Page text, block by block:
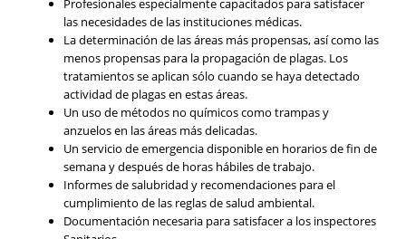
Profesionales especialmente capacitados para satisfacer
las necesidades de las instituciones médicas.
La determinación de las áreas más propensas, así como las
menos propensas para la propagación de plagas. Los
tratamientos se aplican sólo cuando se haya detectado
actividad de plagas en estas áreas.
Un uso de métodos no químicos como trampas y
anzuelos en las áreas más delicadas.
Un servicio de emergencia disponible en horarios de fin de
semana y después de horas hábiles de trabajo.
Informes de salubridad y recomendaciones para el
cumplimiento de las reglas de salud ambiental.
Documentación necesaria para satisfacer a los inspectores